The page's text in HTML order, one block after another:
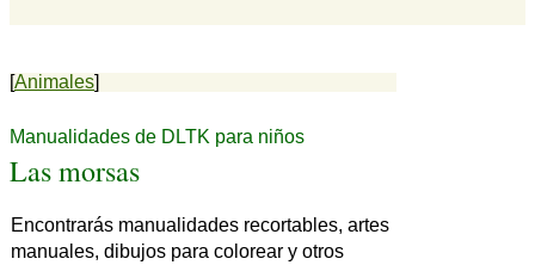
[Animales]
Manualidades de DLTK para niños
Las morsas
Encontrarás manualidades recortables, artes
manuales, dibujos para colorear y otros